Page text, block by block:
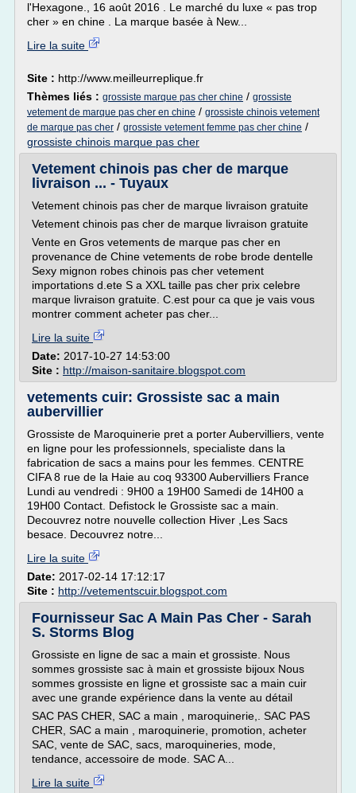
l'Hexagone., 16 août 2016 . Le marché du luxe « pas trop
cher » en chine . La marque basée à New...
Lire la suite
Site : http://www.meilleurreplique.fr
Thèmes liés : grossiste marque pas cher chine / grossiste
vetement de marque pas cher en chine / grossiste chinois vetement
de marque pas cher / grossiste vetement femme pas cher chine /
grossiste chinois marque pas cher
Vetement chinois pas cher de marque
livraison ... - Tuyaux
Vetement chinois pas cher de marque livraison gratuite
Vetement chinois pas cher de marque livraison gratuite
Vente en Gros vetements de marque pas cher en
provenance de Chine vetements de robe brode dentelle
Sexy mignon robes chinois pas cher vetement
importations d.ete S a XXL taille pas cher prix celebre
marque livraison gratuite. C.est pour ca que je vais vous
montrer comment acheter pas cher...
Lire la suite
Date: 2017-10-27 14:53:00
Site : http://maison-sanitaire.blogspot.com
vetements cuir: Grossiste sac a main
aubervillier
Grossiste de Maroquinerie pret a porter Aubervilliers, vente
en ligne pour les professionnels, specialiste dans la
fabrication de sacs a mains pour les femmes. CENTRE
CIFA 8 rue de la Haie au coq 93300 Aubervilliers France
Lundi au vendredi : 9H00 a 19H00 Samedi de 14H00 a
19H00 Contact. Defistock le Grossiste sac a main.
Decouvrez notre nouvelle collection Hiver ,Les Sacs
besace. Decouvrez notre...
Lire la suite
Date: 2017-02-14 17:12:17
Site : http://vetementscuir.blogspot.com
Fournisseur Sac A Main Pas Cher - Sarah
S. Storms Blog
Grossiste en ligne de sac a main et grossiste. Nous
sommes grossiste sac à main et grossiste bijoux Nous
sommes grossiste en ligne et grossiste sac a main cuir
avec une grande expérience dans la vente au détail
SAC PAS CHER, SAC a main , maroquinerie,. SAC PAS
CHER, SAC a main , maroquinerie, promotion, acheter
SAC, vente de SAC, sacs, maroquineries, mode,
tendance, accessoire de mode. SAC A...
Lire la suite